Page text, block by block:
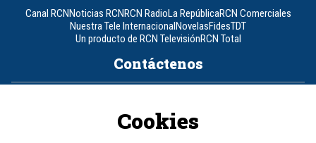
Canal RCNNoticias RCNRCN RadioLa RepúblicaRCN Comerciales
Nuestra Tele InternacionalNovelasFidesTDT
Un producto de RCN TelevisiónRCN Total
Contáctenos
Cookies